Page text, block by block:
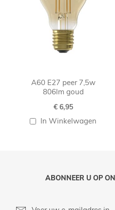
A60 E27 peer 7,5w
806lm goud
€ 6,95
In Winkelwagen
ABONNEER U OP